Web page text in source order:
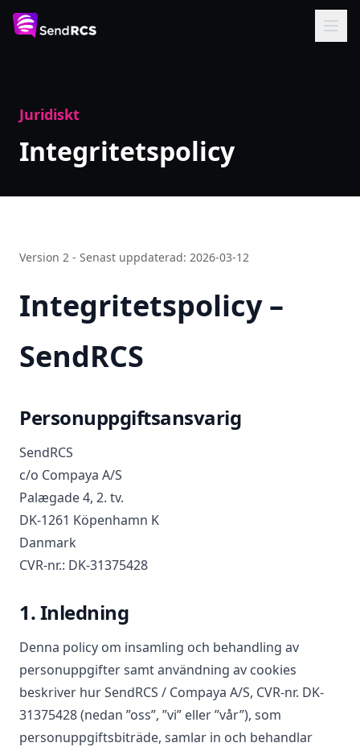
Juridiskt
Integritetspolicy
Version 2 - Senast uppdaterad: 2026-03-12
Integritetspolicy –
SendRCS
Personuppgiftsansvarig
SendRCS
c/o Compaya A/S
Palægade 4, 2. tv.
DK-1261 Köpenhamn K
Danmark
CVR-nr.: DK-31375428
1. Inledning
Denna policy om insamling och behandling av
personuppgifter samt användning av cookies
beskriver hur SendRCS / Compaya A/S, CVR-nr. DK-
31375428 (nedan ”oss”, ”vi” eller ”vår”), som
personuppgiftsbiträde, samlar in och behandlar